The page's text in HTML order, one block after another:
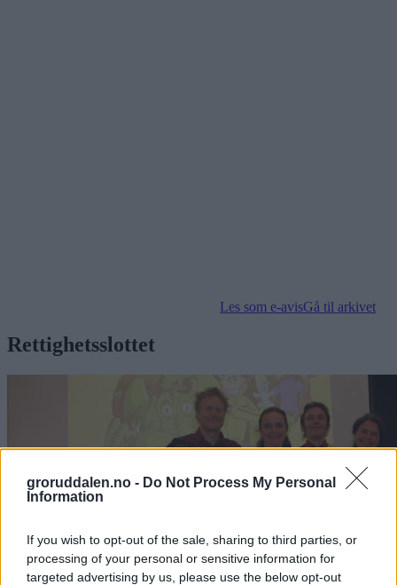
groruddalen.no - Do Not Process My Personal
Information
If you wish to opt-out of the sale, sharing to third parties, or
processing of your personal or sensitive information for
targeted advertising by us, please use the below opt-out
Les som e-avisGå til arkivet
Rettighetsslottet